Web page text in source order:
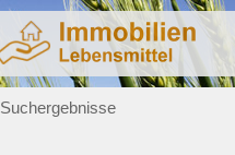
Suchergebnisse